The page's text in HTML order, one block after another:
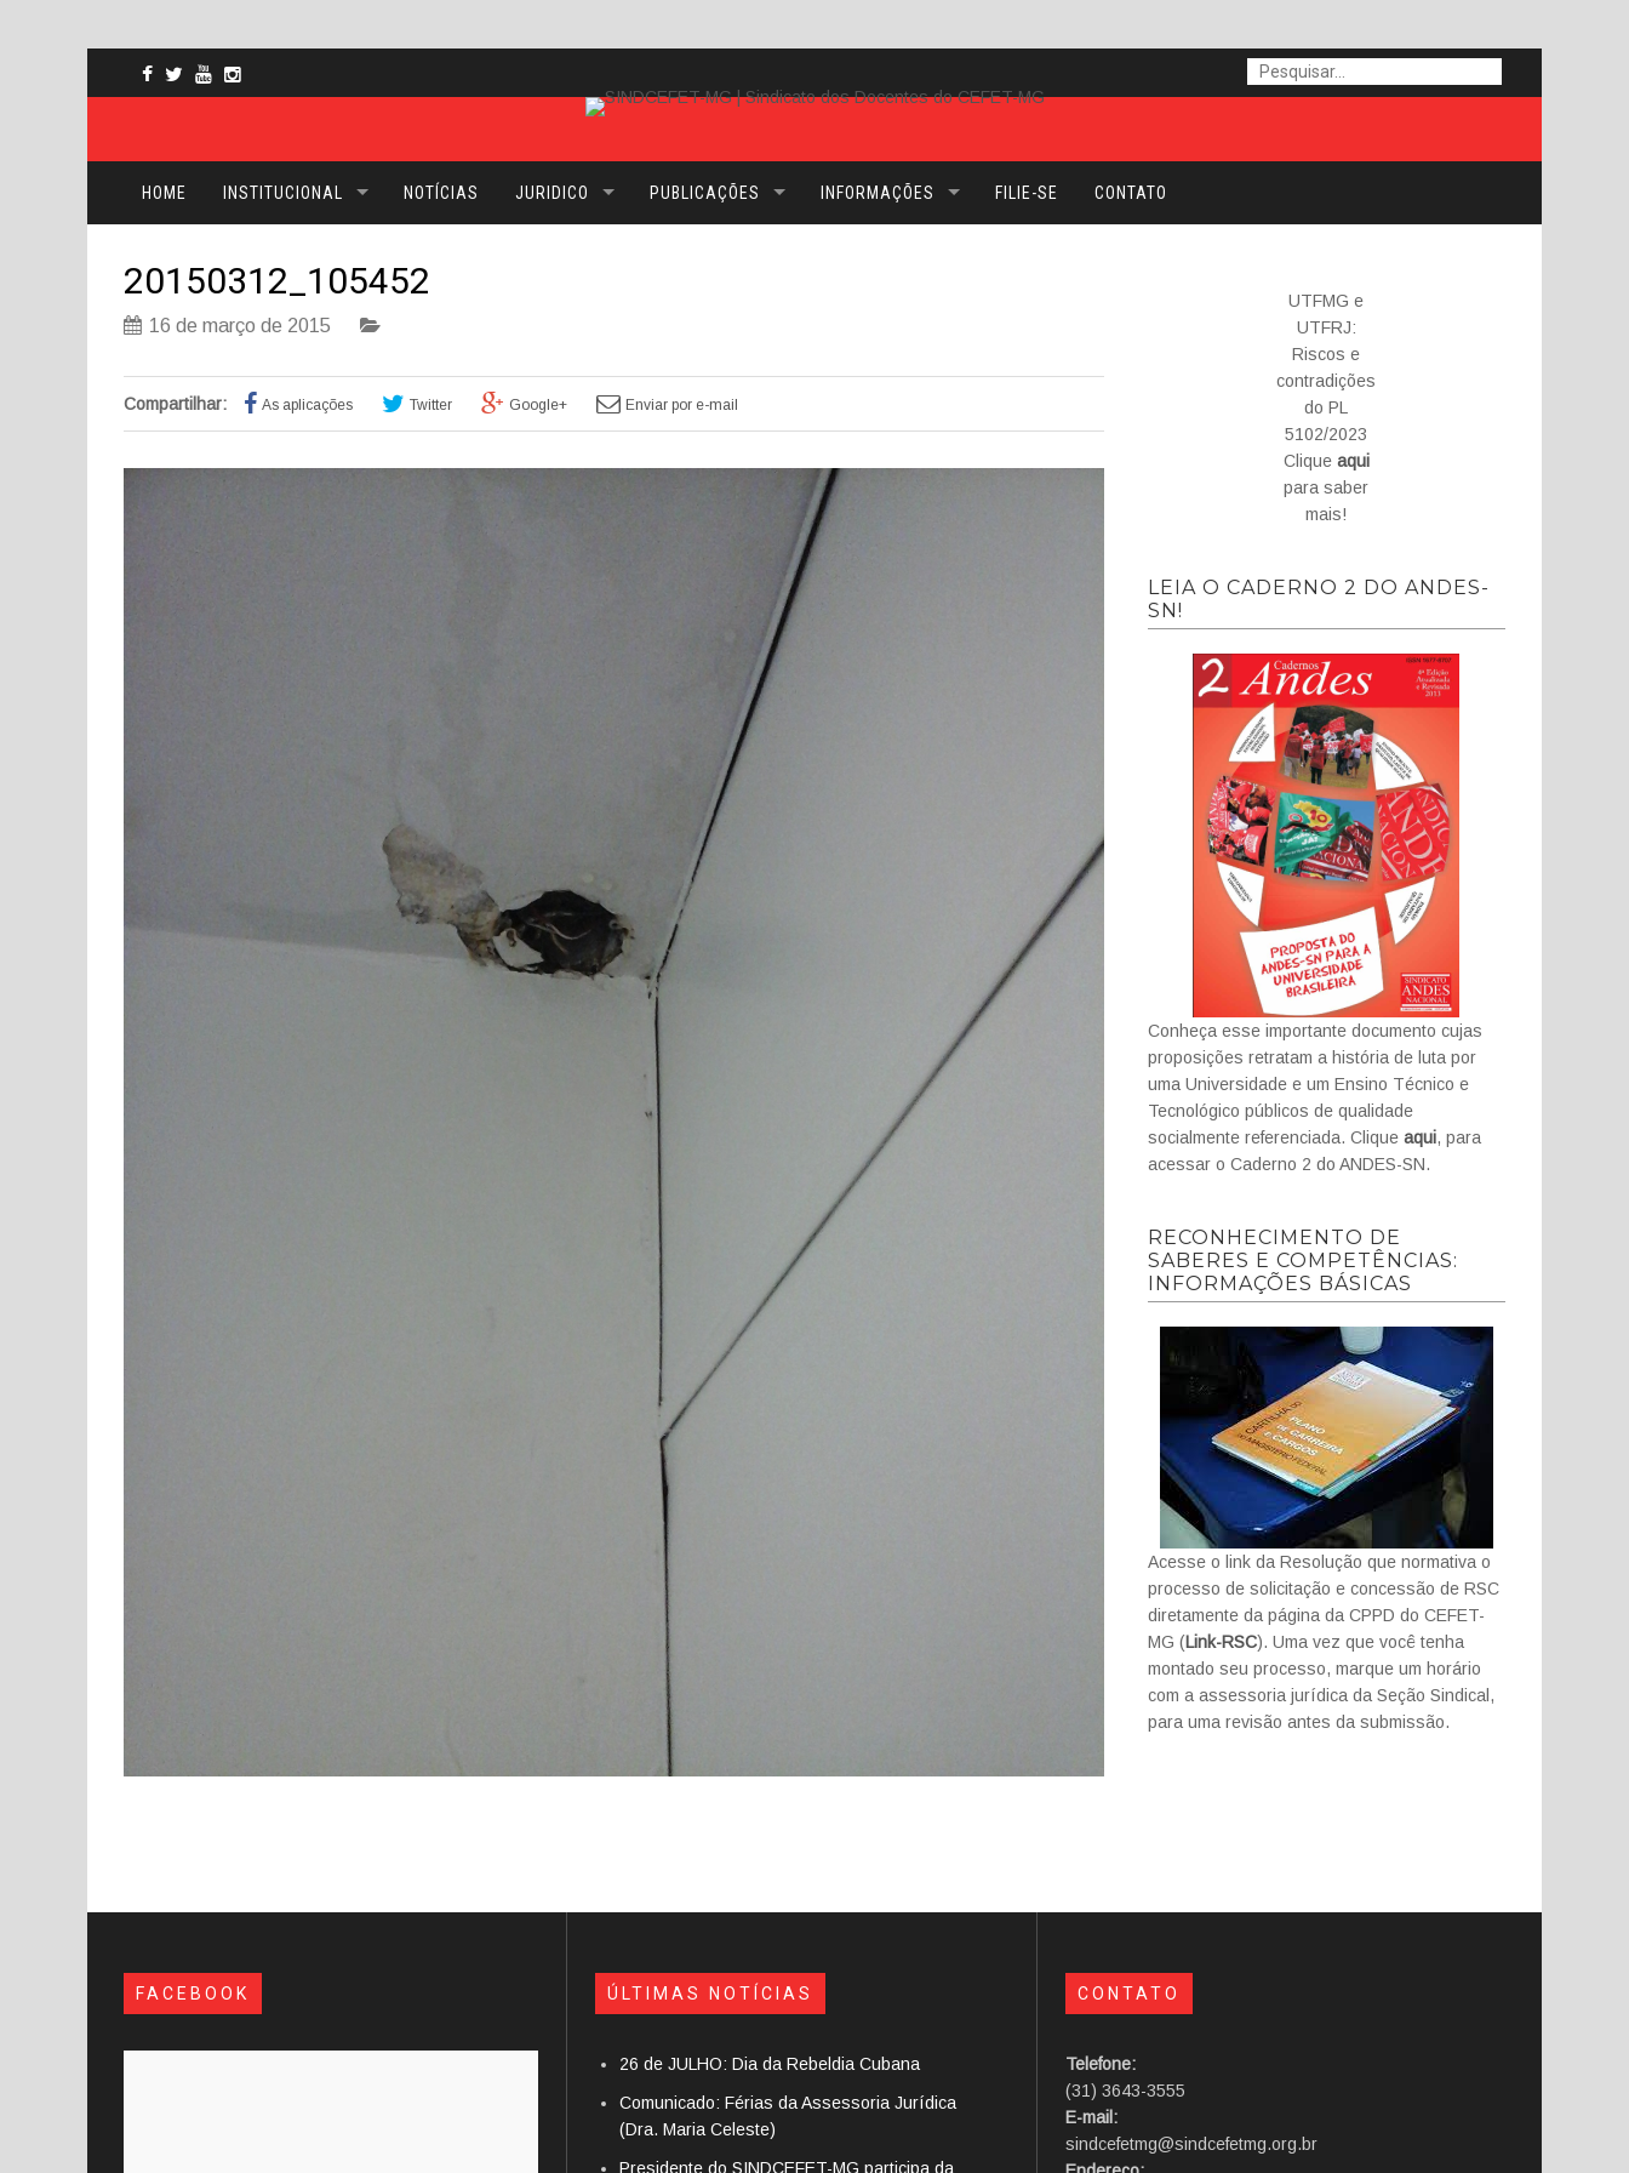
HOME INSTITUCIONAL NOTÍCIAS JURIDICO PUBLICAÇÕES INFORMAÇÕES FILIE-SE CONTATO
20150312_105452
16 de março de 2015
Compartilhar: As aplicações Twitter Google+ Enviar por e-mail
UTFMG e
UTFRJ:
Riscos e
contradições
do PL
5102/2023
Clique aqui
para saber
mais!
LEIA O CADERNO 2 DO ANDES-
SN!
Conheça esse importante documento cujas
proposições retratam a história de luta por
uma Universidade e um Ensino Técnico e
Tecnológico públicos de qualidade
socialmente referenciada. Clique aqui, para
acessar o Caderno 2 do ANDES-SN.
RECONHECIMENTO DE
SABERES E COMPETÊNCIAS:
INFORMAÇÕES BÁSICAS
Acesse o link da Resolução que normativa o
processo de solicitação e concessão de RSC
diretamente da página da CPPD do CEFET-
MG (Link-RSC). Uma vez que você tenha
montado seu processo, marque um horário
com a assessoria jurídica da Seção Sindical,
para uma revisão antes da submissão.
FACEBOOK ÚLTIMAS NOTÍCIAS
26 de JULHO: Dia da Rebeldia Cubana
Comunicado: Férias da Assessoria Jurídica
(Dra. Maria Celeste)
Presidente do SINDCEFET-MG participa da
CONTATO
Telefone:
(31) 3643-3555
E-mail:
sindcefetmg@sindcefetmg.org.br